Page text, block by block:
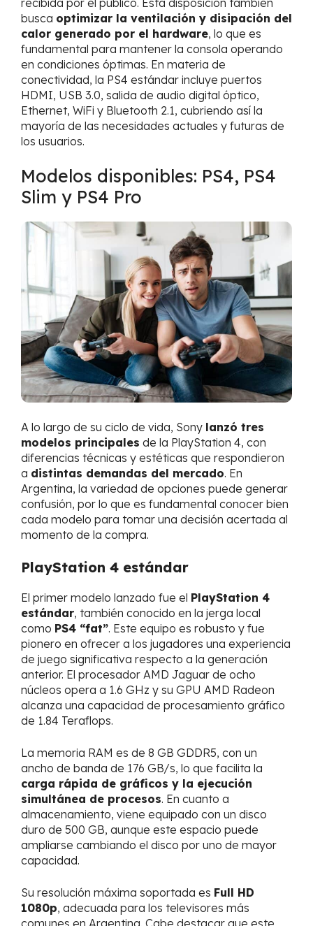
recibida por el público. Esta disposición también
busca optimizar la ventilación y disipación del
calor generado por el hardware, lo que es
fundamental para mantener la consola operando
en condiciones óptimas. En materia de
conectividad, la PS4 estándar incluye puertos
HDMI, USB 3.0, salida de audio digital óptico,
Ethernet, WiFi y Bluetooth 2.1, cubriendo así la
mayoría de las necesidades actuales y futuras de
los usuarios.
Modelos disponibles: PS4, PS4
Slim y PS4 Pro
A lo largo de su ciclo de vida, Sony lanzó tres
modelos principales de la PlayStation 4, con
diferencias técnicas y estéticas que respondieron
a distintas demandas del mercado. En
Argentina, la variedad de opciones puede generar
confusión, por lo que es fundamental conocer bien
cada modelo para tomar una decisión acertada al
momento de la compra.
PlayStation 4 estándar
El primer modelo lanzado fue el PlayStation 4
estándar, también conocido en la jerga local
como PS4 “fat”. Este equipo es robusto y fue
pionero en ofrecer a los jugadores una experiencia
de juego significativa respecto a la generación
anterior. El procesador AMD Jaguar de ocho
núcleos opera a 1.6 GHz y su GPU AMD Radeon
alcanza una capacidad de procesamiento gráfico
de 1.84 Teraflops.
La memoria RAM es de 8 GB GDDR5, con un
ancho de banda de 176 GB/s, lo que facilita la
carga rápida de gráficos y la ejecución
simultánea de procesos. En cuanto a
almacenamiento, viene equipado con un disco
duro de 500 GB, aunque este espacio puede
ampliarse cambiando el disco por uno de mayor
capacidad.
Su resolución máxima soportada es Full HD
1080p, adecuada para los televisores más
comunes en Argentina. Cabe destacar que este